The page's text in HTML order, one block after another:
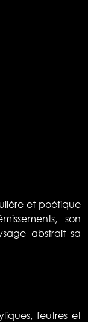
et poétique
son
abstrait sa
feutres et